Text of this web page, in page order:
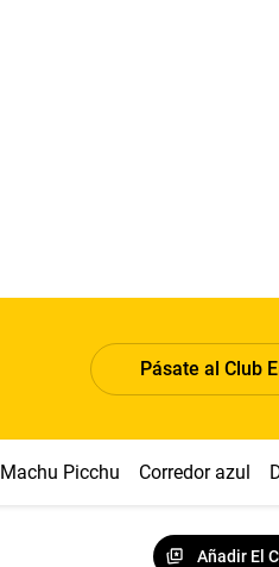
Pásate al Club
Machu Picchu Corredor azul
Añadir El